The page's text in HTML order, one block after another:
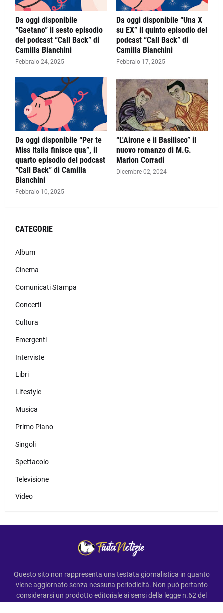
Da oggi disponibile
“Gaetano” il sesto episodio
del podcast “Call Back” di
Camilla Bianchini
Febbraio 24, 2025
Da oggi disponibile “Una X
su EX” il quinto episodio del
podcast “Call Back” di
Camilla Bianchini
Febbraio 17, 2025
Da oggi disponibile “Per te
Miss Italia finisce qua”, il
quarto episodio del podcast
“Call Back” di Camilla
Bianchini
Febbraio 10, 2025
“L'Airone e il Basilisco” il
nuovo romanzo di M.G.
Marion Corradi
Dicembre 02, 2024
CATEGORIE
Album
Cinema
Comunicati Stampa
Concerti
Cultura
Emergenti
Interviste
Libri
Lifestyle
Musica
Primo Piano
Singoli
Spettacolo
Televisione
Video
Questo sito non rappresenta una testata giornalistica in quanto
viene aggiornato senza nessuna periodicità. Non può pertanto
considerarsi un prodotto editoriale ai sensi della legge n.62 del